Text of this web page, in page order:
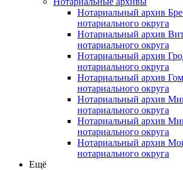
Нотариальный архив
нотариального округа
Нотариальный архив
нотариального округа
Нотариальный архив
нотариального округа
Нотариальный архив
нотариального округа
Нотариальный архив
нотариального округа
Нотариальный архив
нотариального округа
Нотариальный архив
нотариального округа
Ещё